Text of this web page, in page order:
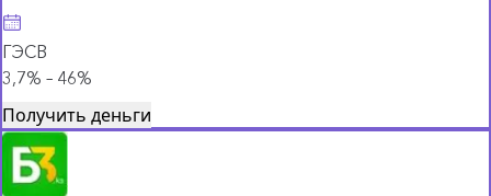
ГЭСВ
3,7% – 46%
Получить деньги